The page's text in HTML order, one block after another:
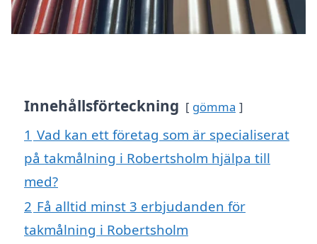
Innehållsförteckning gömma
1 Vad kan ett företag som är specialiserat
på takmålning i Robertsholm hjälpa till
med?
2 Få alltid minst 3 erbjudanden för
takmålning i Robertsholm